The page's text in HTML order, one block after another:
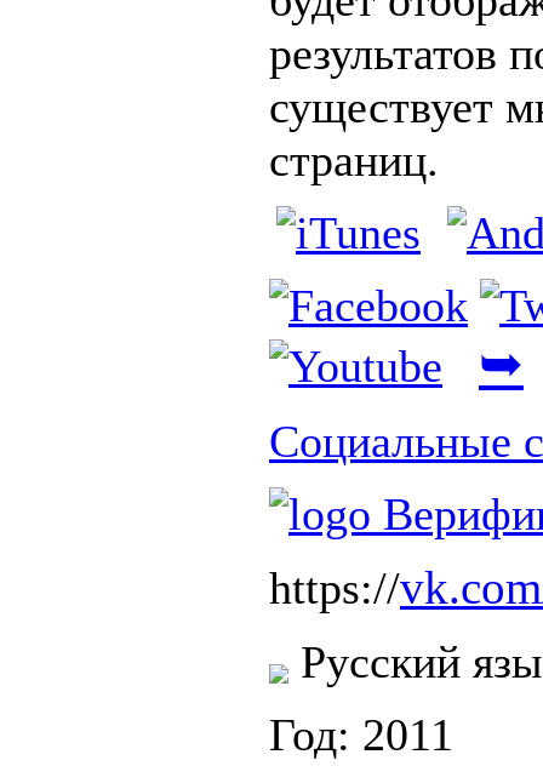
результатов
существует
страниц.
➥
Социальные
https://
Русский
Год: 2011